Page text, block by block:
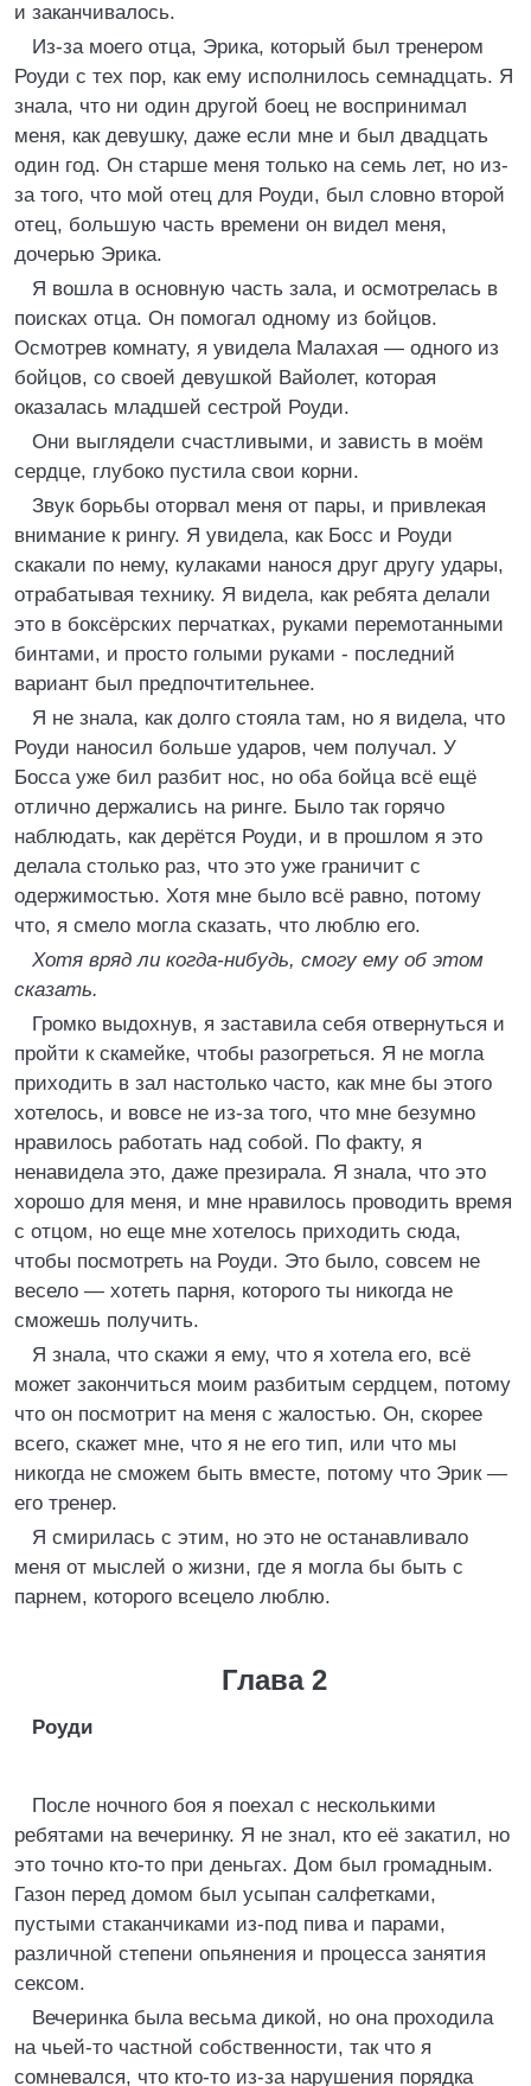
и заканчивалось.
Из-за моего отца, Эрика, который был тренером
Роуди с тех пор, как ему исполнилось семнадцать. Я
знала, что ни один другой боец не воспринимал
меня, как девушку, даже если мне и был двадцать
один год. Он старше меня только на семь лет, но из-
за того, что мой отец для Роуди, был словно второй
отец, большую часть времени он видел меня,
дочерью Эрика.
Я вошла в основную часть зала, и осмотрелась в
поисках отца. Он помогал одному из бойцов.
Осмотрев комнату, я увидела Малахая — одного из
бойцов, со своей девушкой Вайолет, которая
оказалась младшей сестрой Роуди.
Они выглядели счастливыми, и зависть в моём
сердце, глубоко пустила свои корни.
Звук борьбы оторвал меня от пары, и привлекая
внимание к рингу. Я увидела, как Босс и Роуди
скакали по нему, кулаками нанося друг другу удары,
отрабатывая технику. Я видела, как ребята делали
это в боксёрских перчатках, руками перемотанными
бинтами, и просто голыми руками - последний
вариант был предпочтительнее.
Я не знала, как долго стояла там, но я видела, что
Роуди наносил больше ударов, чем получал. У
Босса уже бил разбит нос, но оба бойца всё ещё
отлично держались на ринге. Было так горячо
наблюдать, как дерётся Роуди, и в прошлом я это
делала столько раз, что это уже граничит с
одержимостью. Хотя мне было всё равно, потому
что, я смело могла сказать, что люблю его.
Хотя вряд ли когда-нибудь, смогу ему об этом
сказать.
Громко выдохнув, я заставила себя отвернуться и
пройти к скамейке, чтобы разогреться. Я не могла
приходить в зал настолько часто, как мне бы этого
хотелось, и вовсе не из-за того, что мне безумно
нравилось работать над собой. По факту, я
ненавидела это, даже презирала. Я знала, что это
хорошо для меня, и мне нравилось проводить время
с отцом, но еще мне хотелось приходить сюда,
чтобы посмотреть на Роуди. Это было, совсем не
весело — хотеть парня, которого ты никогда не
сможешь получить.
Я знала, что скажи я ему, что я хотела его, всё
может закончиться моим разбитым сердцем, потому
что он посмотрит на меня с жалостью. Он, скорее
всего, скажет мне, что я не его тип, или что мы
никогда не сможем быть вместе, потому что Эрик —
его тренер.
Я смирилась с этим, но это не останавливало
меня от мыслей о жизни, где я могла бы быть с
парнем, которого всецело люблю.
Глава 2
Роуди
После ночного боя я поехал с несколькими
ребятами на вечеринку. Я не знал, кто её закатил, но
это точно кто-то при деньгах. Дом был громадным.
Газон перед домом был усыпан салфетками,
пустыми стаканчиками из-под пива и парами,
различной степени опьянения и процесса занятия
сексом.
Вечеринка была весьма дикой, но она проходила
на чьей-то частной собственности, так что я
сомневался, что кто-то из-за нарушения порядка